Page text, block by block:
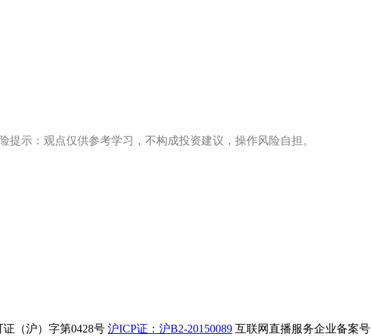
提示：观点仅供参考学习，不构成投资建议，操作风险自担。
（沪）字第0428号 沪ICP证：沪B2-20150089 互联网直播服务企业备案号